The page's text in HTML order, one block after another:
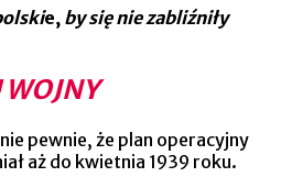
e, by się nie zabliźniły
pewnie, że plan operacyjny
aż do kwietnia 1939 roku.